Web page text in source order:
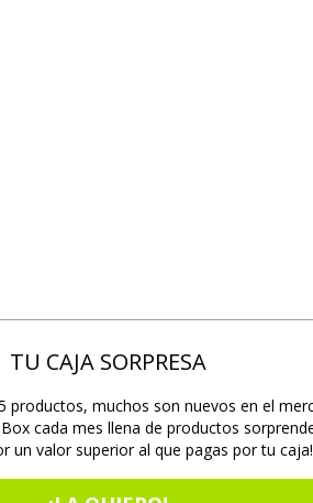
TU CAJA SORPRESA
productos, muchos son nuevos en el
cada mes llena de productos
un valor superior al que pagas por tu caja!